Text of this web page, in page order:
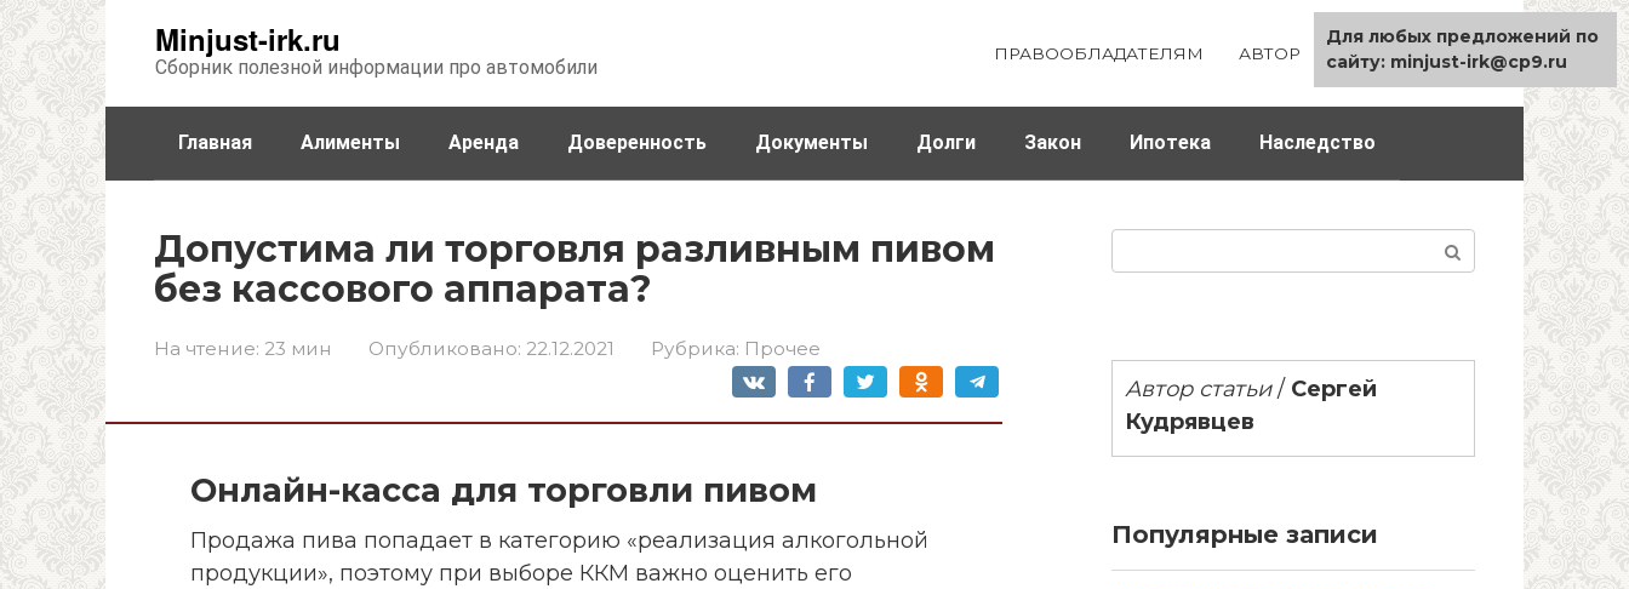
Minjust-irk.ru
Сборник полезной информации про автомобили
ПРАВООБЛАДАТЕЛЯМ АВТОР КАРТА САЙТА
Главная Алименты Аренда Доверенность Документы Долги Закон Ипотека Наследство
Допустима ли торговля разливным пивом
без кассового аппарата?
На чтение: 23 мин Опубликовано: 22.12.2021 Рубрика: Прочее
Онлайн-касса для торговли пивом
Продажа пива попадает в категорию «реализация алкогольной
продукции», поэтому при выборе ККМ важно оценить его
Автор статьи/ Сергей
Кудрявцев
Популярные записи
Для любых предложений по
сайту: minjust-irk@cp9.ru